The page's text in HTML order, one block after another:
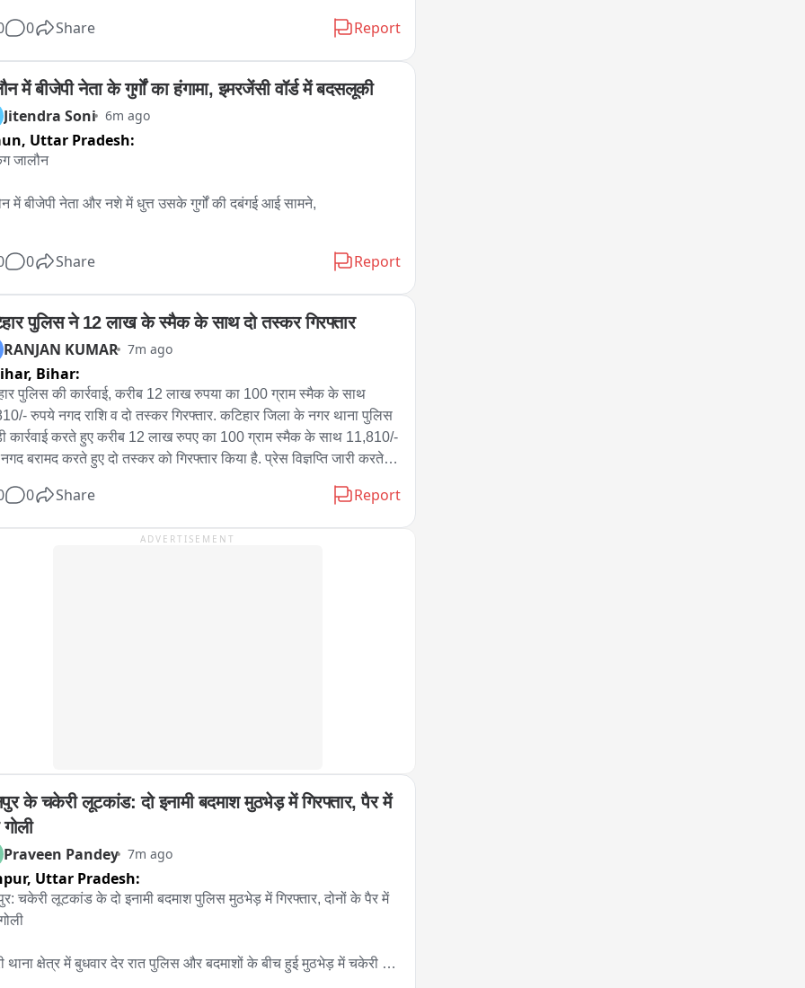
0 Share Report
में बीजेपी नेता के गुर्गों का हंगामा, इमरजेंसी वॉर्ड में बदसलूकी
Jitendra Soni 6m ago
Uttar Pradesh:
जालौन
में बीजेपी नेता और नशे में धुत्त उसके गुर्गों की दबंगई आई सामने,
मेडिकल रजिस्टर,
में तैनात कर्मचारियों से जबरन मेडिकल बनवाने और रैफर लिखवाने को लेकर
हुए पैसे के लेन देन के विवाद में घायल हुए युवकों का मेडिकल करवाने पहुंचे थे
नेता शक्ति गहोई,
वॉर्ड में तैनात कर्मचारियों ने पूरे घटनाक्रम का वीडियो बना किया सोशल
पर वायरल,
0 Share Report
पुलिस ने 12 लाख के स्मैक के साथ दो तस्कर गिरफ्तार
RANJAN KUMAR 7m ago
Bihar:
पुलिस की कार्रवाई, करीब 12 लाख रुपया का 100 ग्राम स्मैक के साथ
रुपये नगद राशि व दो तस्कर गिरफ्तार. कटिहार जिला के नगर थाना पुलिस
कार्रवाई करते हुए करीब 12 लाख रुपए का 100 ग्राम स्मैक के साथ 11,810/-
बरामद करते हुए दो तस्कर को गिरफ्तार किया है. प्रेस विज्ञप्ति जारी करते हुए
पास एक मोटरसाइकिल सवार दो व्यक्ति अवैध मादक पदार्थ की तस्करी कर
डी.ए. कॉलेज पक्की सड़क के पास पहुंचकर वाहन जाँच अभियान चलाया गया.
0 Share Report
ADVERTISEMENT
के चकेरी लूटकांड: दो इनामी बदमाश मुठभेड़ में गिरफ्तार, पैर में
Praveen Pandey 7m ago
Uttar Pradesh:
चकेरी लूटकांड के दो इनामी बदमाश पुलिस मुठभेड़ में गिरफ्तार, दोनों के पैर में
थाना क्षेत्र में बुधवार देर रात पुलिस और बदमाशों के बीच हुई मुठभेड़ में चकेरी